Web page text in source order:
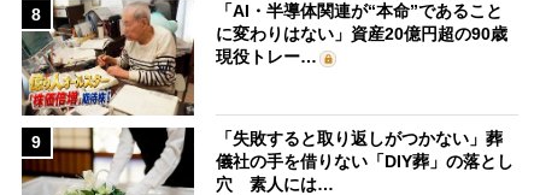
8
「AI・半導体関連が“本命”であること
に変わりはない」資産20億円超の90歳
現役トレー…
9
「失敗すると取り返しがつかない」葬
儀社の手を借りない「DIY葬」の落とし
穴 素人には…